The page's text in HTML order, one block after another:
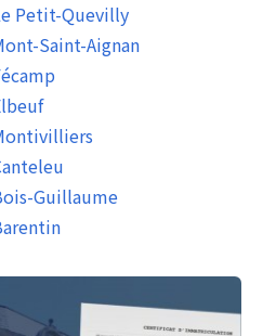
Petit-Quevilly
Saint-Aignan
Guillaume